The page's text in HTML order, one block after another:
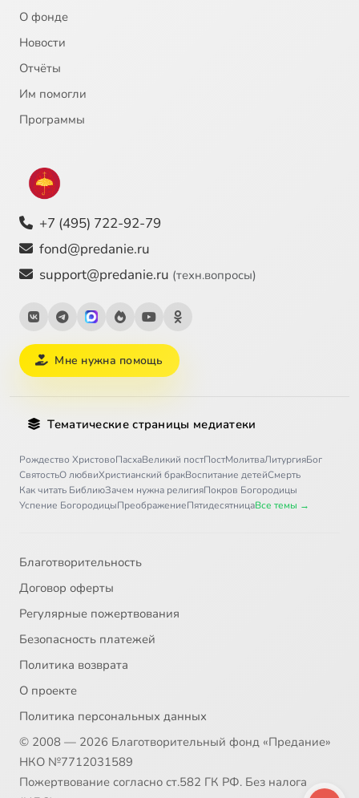
О фонде
Новости
Отчёты
Им помогли
Программы
+7 (495) 722-92-79
fond@predanie.ru
support@predanie.ru (техн.вопросы)
Мне нужна помощь
Тематические страницы медиатеки
Рождество ХристовоПасхаВеликий постПостМолитваЛитургияБог
СвятостьО любвиХристианский бракВоспитание детейСмерть
Как читать БиблиюЗачем нужна религияПокров Богородицы
Успение БогородицыПреображениеПятидесятницаВсе темы →
Благотворительность
Договор оферты
Регулярные пожертвования
Безопасность платежей
Политика возврата
О проекте
Политика персональных данных
© 2008 — 2026 Благотворительный фонд «Предание»
НКО №7712031589
Пожертвование согласно ст.582 ГК РФ. Без налога